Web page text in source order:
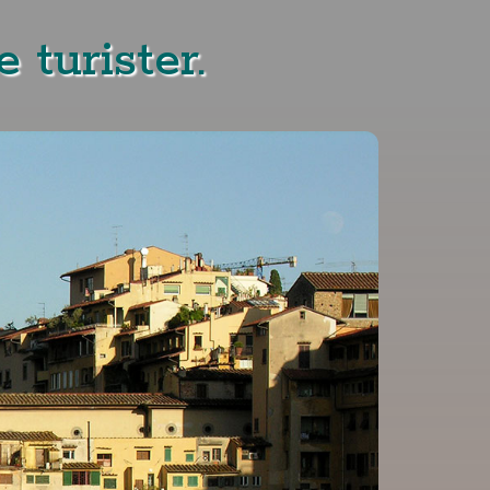
turister.